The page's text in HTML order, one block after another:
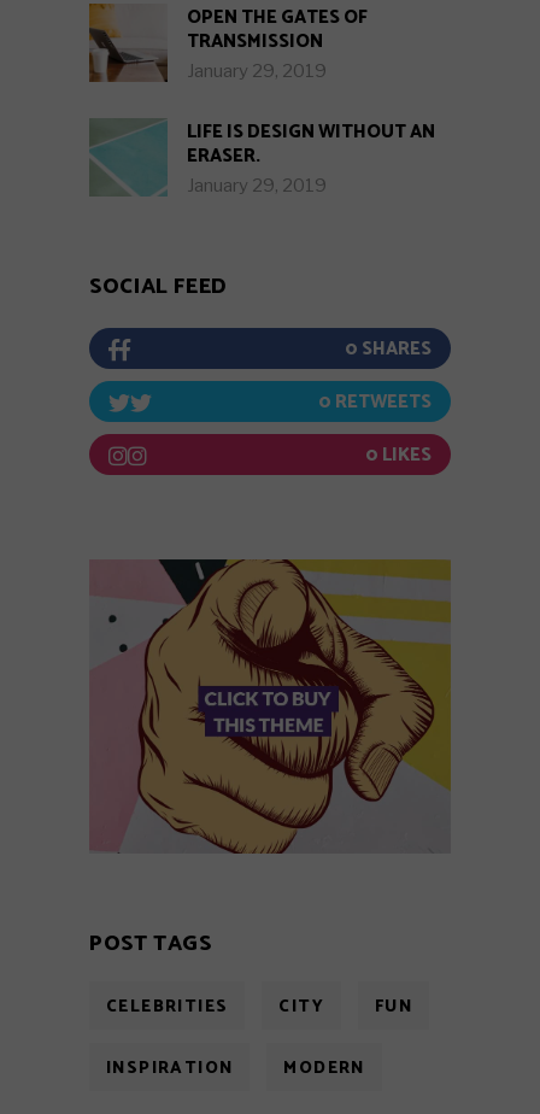
OPEN THE GATES OF
TRANSMISSION
January 29, 2019
LIFE IS DESIGN WITHOUT AN
ERASER.
January 29, 2019
SOCIAL FEED
0
0
0
POST TAGS
CELEBRITIES CITY FUN
INSPIRATION MODERN